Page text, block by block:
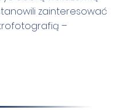
zainteresować
–